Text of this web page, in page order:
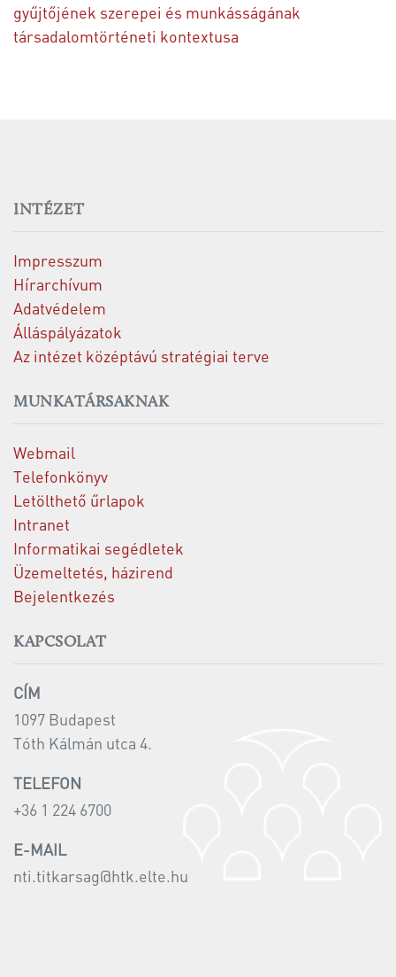
gyűjtőjének szerepei és munkásságának
társadalomtörténeti kontextusa
INTÉZET
Impresszum
Hírarchívum
Adatvédelem
Álláspályázatok
Az intézet középtávú stratégiai terve
MUNKATÁRSAKNAK
Webmail
Telefonkönyv
Letölthető űrlapok
Intranet
Informatikai segédletek
Üzemeltetés, házirend
Bejelentkezés
KAPCSOLAT
CÍM
1097 Budapest
Tóth Kálmán utca 4.
TELEFON
+36 1 224 6700
E-MAIL
nti.titkarsag@htk.elte.hu